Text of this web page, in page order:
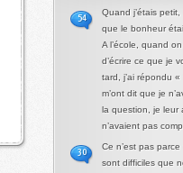
Quand j’étais petit,
que le bonheur
A l’école, quand
d’écrire ce que je
tard, j’ai répondu
m’ont dit que je
la question, je leur
n’avaient pas
54
Ce n’est pas
sont difficiles que
30